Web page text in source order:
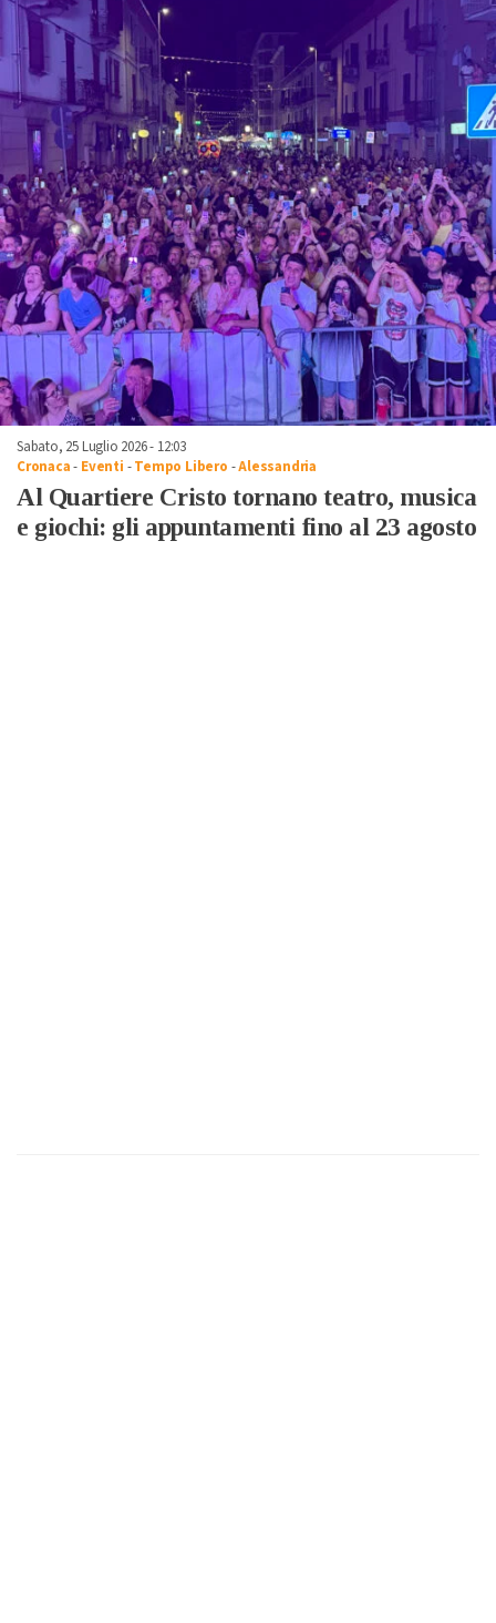
Sabato, 25 Luglio 2026 - 12:03
Cronaca- Eventi -Tempo Libero -Alessandria
Al Quartiere Cristo tornano teatro, musica
e giochi: gli appuntamenti fino al 23 agosto